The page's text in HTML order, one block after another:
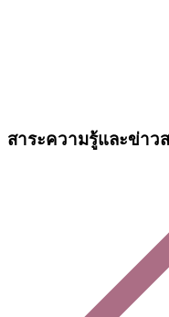
สาระความรู้และข่าว